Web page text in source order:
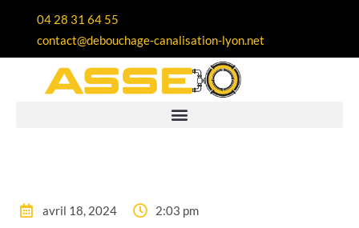
04 28 31 64 55
contact@debouchage-canalisation-lyon.net
avril 18, 2024 2:03 pm